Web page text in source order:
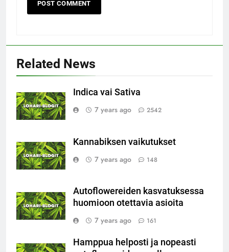
Related News
Indica vai Sativa
7 years ago
2542
Kannabiksen vaikutukset
7 years ago
148
Autoflowereiden kasvatuksessa
huomioon otettavia asioita
7 years ago
161
Hamppua helposti ja nopeasti